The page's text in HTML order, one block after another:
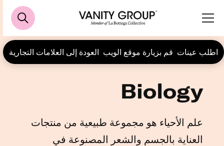
اطلب عينات قم بزيارة موقع الويب العودة إلى العلامات التجارية
Biology
علم الأحياء هو مجموعة طبيعية من منتجات
العناية بالجسم والشعر المصنوعة في